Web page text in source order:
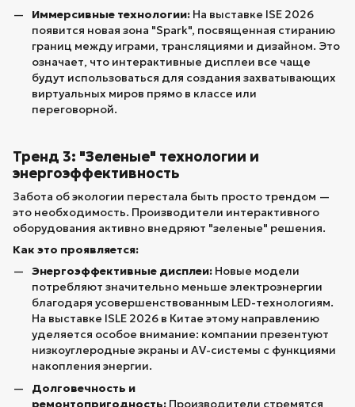
Иммерсивные технологии: На выставке ISE 2026
появится новая зона "Spark", посвященная стиранию
границ между играми, трансляциями и дизайном. Это
означает, что интерактивные дисплеи все чаще
будут использоваться для создания захватывающих
виртуальных миров прямо в классе или
переговорной.
Тренд 3: "Зеленые" технологии и
энергоэффективность
Забота об экологии перестала быть просто трендом —
это необходимость. Производители интерактивного
оборудования активно внедряют "зеленые" решения.
Как это проявляется:
Энергоэффективные дисплеи: Новые модели
потребляют значительно меньше электроэнергии
благодаря усовершенствованным LED-технологиям.
На выставке ISLE 2026 в Китае этому направлению
уделяется особое внимание: компании презентуют
низкоуглеродные экраны и AV-системы с функциями
накопления энергии.
Долговечность и
ремонтопригодность: Производители стремятся